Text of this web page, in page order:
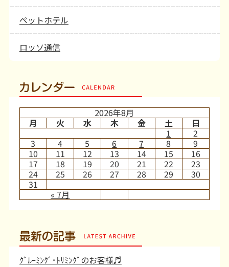
ペットホテル
ロッソ通信
カレンダー
2026年8月
月
火 水 木 金 土 日
« 7月
1
2
3
4 5 6 7 8
9
10
11 12 13 14 15
16
17
18 19 20 21 22
23
24
25 26 27 28 29
30
31
最新の記事
ｸﾞﾙｰﾐﾝｸﾞ･ﾄﾘﾐﾝｸﾞのお客様♬